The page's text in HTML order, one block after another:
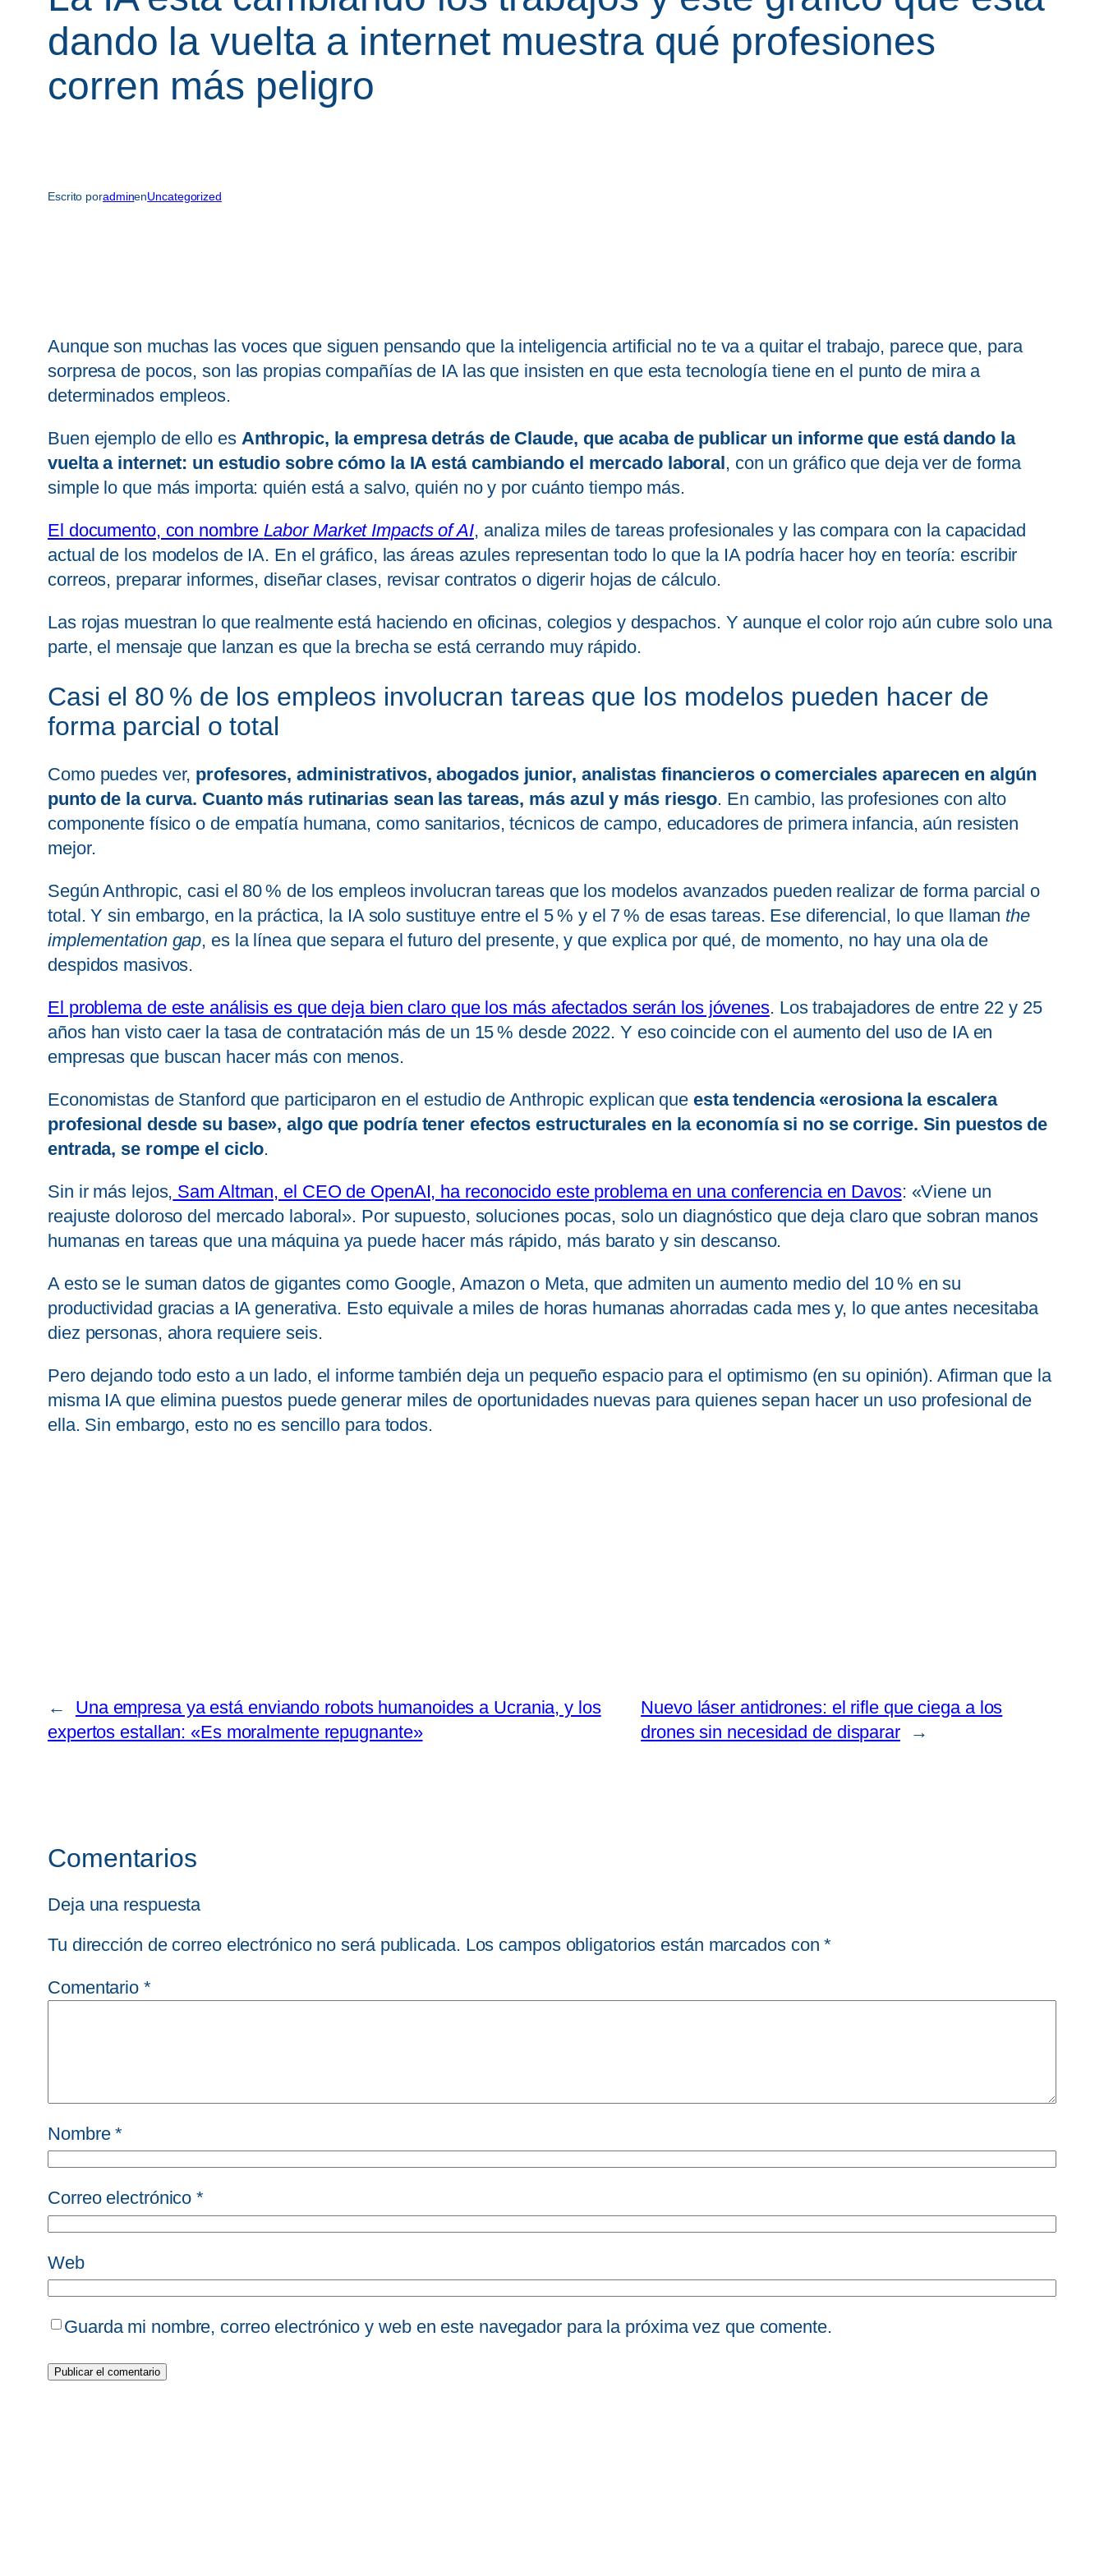
dando la vuelta a internet muestra qué profesiones
corren más peligro
Escrito poradminenUncategorized
Aunque son muchas las voces que siguen pensando que la inteligencia artificial no te va a quitar el trabajo, parece que, para
sorpresa de pocos, son las propias compañías de IA las que insisten en que esta tecnología tiene en el punto de mira a
determinados empleos.
Buen ejemplo de ello es Anthropic, la empresa detrás de Claude, que acaba de publicar un informe que está dando la
vuelta a internet: un estudio sobre cómo la IA está cambiando el mercado laboral , con un gráfico que deja ver de forma
simple lo que más importa: quién está a salvo, quién no y por cuánto tiempo más.
El documento, con nombre Labor Market Impacts of AI, analiza miles de tareas profesionales y las compara con la capacidad
actual de los modelos de IA. En el gráfico, las áreas azules representan todo lo que la IA podría hacer hoy en teoría: escribir
correos, preparar informes, diseñar clases, revisar contratos o digerir hojas de cálculo.
Las rojas muestran lo que realmente está haciendo en oficinas, colegios y despachos. Y aunque el color rojo aún cubre solo una
parte, el mensaje que lanzan es que la brecha se está cerrando muy rápido.
Casi el 80 % de los empleos involucran tareas que los modelos pueden hacer de
forma parcial o total
Como puedes ver, profesores, administrativos, abogados junior, analistas financieros o comerciales aparecen en algún
punto de la curva. Cuanto más rutinarias sean las tareas, más azul y más riesgo. En cambio, las profesiones con alto
componente físico o de empatía humana, como sanitarios, técnicos de campo, educadores de primera infancia, aún resisten
mejor.
Según Anthropic, casi el 80 % de los empleos involucran tareas que los modelos avanzados pueden realizar de forma parcial o
total. Y sin embargo, en la práctica, la IA solo sustituye entre el 5 % y el 7 % de esas tareas. Ese diferencial, lo que llaman the
implementation gap, es la línea que separa el futuro del presente, y que explica por qué, de momento, no hay una ola de
despidos masivos.
El problema de este análisis es que deja bien claro que los más afectados serán los jóvenes. Los trabajadores de entre 22 y 25
años han visto caer la tasa de contratación más de un 15 % desde 2022. Y eso coincide con el aumento del uso de IA en
empresas que buscan hacer más con menos.
Economistas de Stanford que participaron en el estudio de Anthropic explican que esta tendencia «erosiona la escalera
profesional desde su base», algo que podría tener efectos estructurales en la economía si no se corrige. Sin puestos de
entrada, se rompe el ciclo.
Sin ir más lejos, Sam Altman, el CEO de OpenAI, ha reconocido este problema en una conferencia en Davos: «Viene un
reajuste doloroso del mercado laboral». Por supuesto, soluciones pocas, solo un diagnóstico que deja claro que sobran manos
humanas en tareas que una máquina ya puede hacer más rápido, más barato y sin descanso.
A esto se le suman datos de gigantes como Google, Amazon o Meta, que admiten un aumento medio del 10 % en su
productividad gracias a IA generativa. Esto equivale a miles de horas humanas ahorradas cada mes y, lo que antes necesitaba
diez personas, ahora requiere seis.
Pero dejando todo esto a un lado, el informe también deja un pequeño espacio para el optimismo (en su opinión). Afirman que la
misma IA que elimina puestos puede generar miles de oportunidades nuevas para quienes sepan hacer un uso profesional de
ella. Sin embargo, esto no es sencillo para todos.
←
Una empresa ya está enviando robots humanoides a Ucrania, y los
expertos estallan: «Es moralmente repugnante»
Nuevo láser antidrones: el rifle que ciega a los
drones sin necesidad de disparar
→
Comentarios
Deja una respuesta
Tu dirección de correo electrónico no será publicada. Los campos obligatorios están marcados con*
Comentario *
Nombre*
Correo electrónico*
Web
Guarda mi nombre, correo electrónico y web en este navegador para la próxima vez que comente.